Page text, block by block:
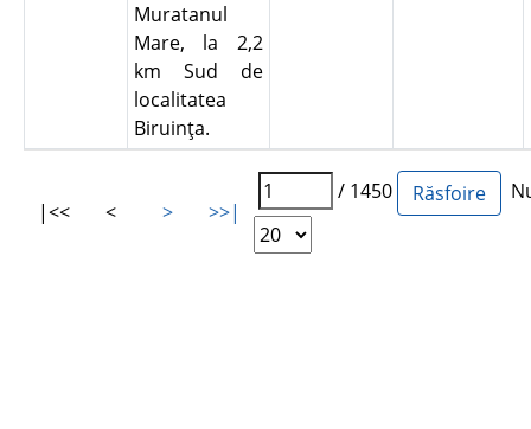
Muratanul
Mare, la 2,2
km Sud de
localitatea
Biruinţa.
|<< < > >>|
/ 1450